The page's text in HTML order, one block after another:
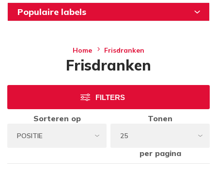
Populaire labels
Home Frisdranken
Frisdranken
FILTERS
Sorteren op Tonen
per pagina